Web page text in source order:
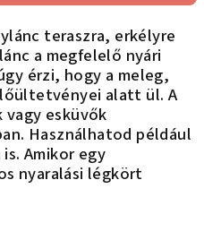
teraszra, erkélyre
a megfelelő nyári
érzi, hogy a meleg,
alatt ül. A
vagy esküvők
Használhatod például
Amikor egy
nyaralási légkört